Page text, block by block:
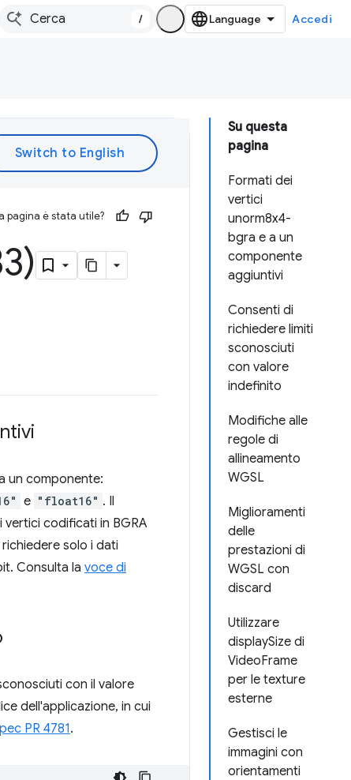
/ Accedi
Su questa
pagina
Formati dei
vertici
unorm8x4-
bgra e a un
componente
aggiuntivi
Consenti di
richiedere limiti
sconosciuti
con valore
indefinito
Modifiche alle
regole di
allineamento
WGSL
Miglioramenti
delle
prestazioni di
WGSL con
discard
Utilizzare
displaySize di
VideoFrame
per le texture
esterne
Gestisci le
immagini con
orientamenti
pagina è stata utile?
un componente:
e "float16" . Il
codificati in BGRA
solo i dati
Consulta la voce di
con il valore
dell'applicazione, in cui
PR 4781.